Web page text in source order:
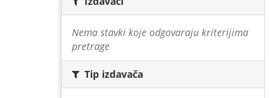
Nema stavki koje odgovaraju kriterijima
pretrage
Tip izdavača